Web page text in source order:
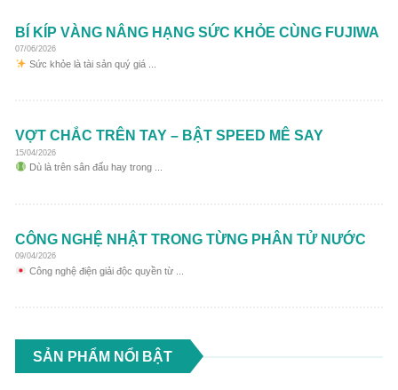
BÍ KÍP VÀNG NÂNG HẠNG SỨC KHỎE CÙNG FUJIWA
07/06/2026
Sức khỏe là tài sản quý giá ...
VỢT CHẮC TRÊN TAY – BẬT SPEED MÊ SAY
15/04/2026
Dù là trên sân đấu hay trong ...
CÔNG NGHỆ NHẬT TRONG TỪNG PHÂN TỬ NƯỚC
09/04/2026
Công nghệ điện giải độc quyền từ ...
SẢN PHẨM NỔI BẬT